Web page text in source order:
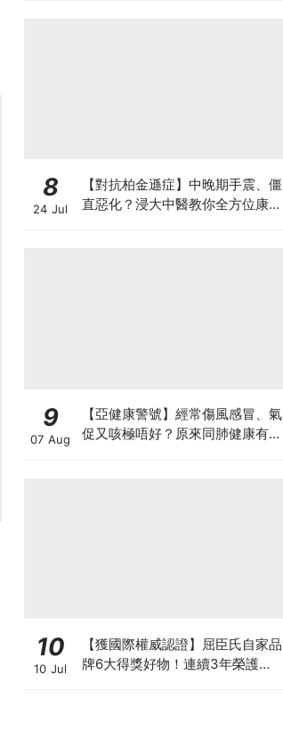
8
24 Jul
【對抗柏金遜症】中晚期手震、僵
直惡化？浸大中醫教你全方位康復
9
07 Aug
【亞健康警號】經常傷風感冒、氣
促又咳極唔好？原來同肺健康有
10
10 Jul
【獲國際權威認證】屈臣氏自家品
牌6大得獎好物！連續3年榮護